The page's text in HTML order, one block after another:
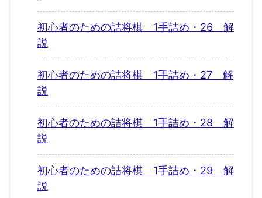
初心者のための詰将棋 1手詰め・26 解
説
初心者のための詰将棋 1手詰め・27 解
説
初心者のための詰将棋 1手詰め・28 解
説
初心者のための詰将棋 1手詰め・29 解
説